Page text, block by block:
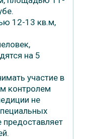
12-13 кв.м,
на 5
участие в
контролем
не
предоставляет